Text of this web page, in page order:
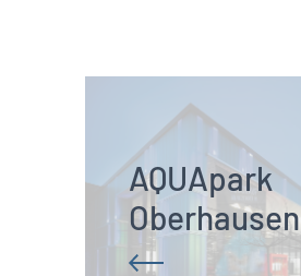
AQUApark
Oberhausen